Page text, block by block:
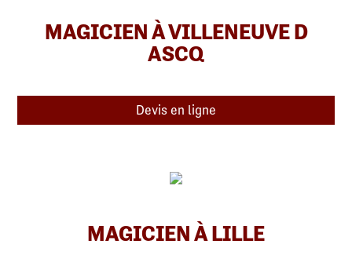
MAGICIEN À VILLENEUVE D
ASCQ
Devis en ligne
MAGICIEN À LILLE